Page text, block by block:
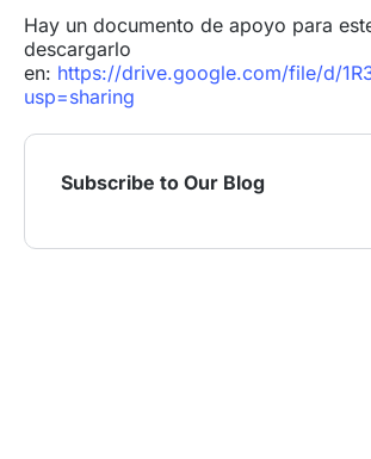
Hay un documento de apoyo para
descargarlo
en: https://drive.google.com/file/d/
usp=sharing
Subscribe to Our Blog